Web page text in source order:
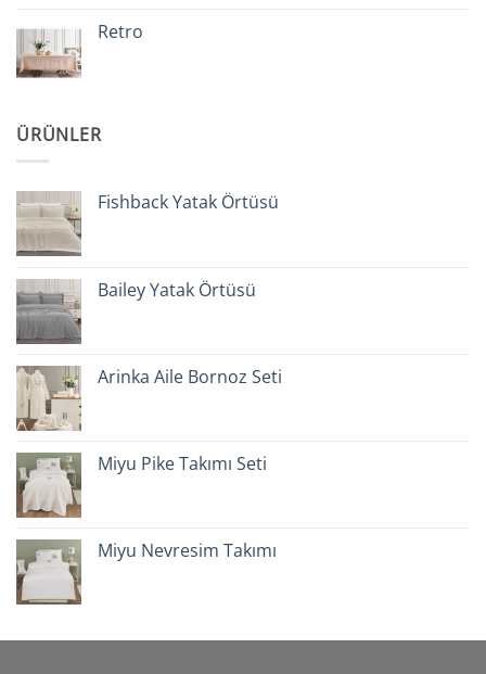
Retro
ÜRÜNLER
Fishback Yatak Örtüsü
Bailey Yatak Örtüsü
Arinka Aile Bornoz Seti
Miyu Pike Takımı Seti
Miyu Nevresim Takımı